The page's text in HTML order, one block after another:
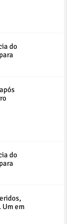
do
do
Um em